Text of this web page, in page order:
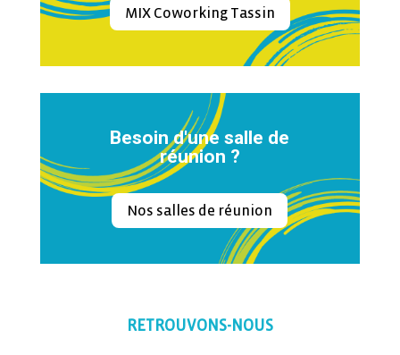
MIX Coworking Tassin
Besoin d'une salle de
réunion ?
Nos salles de réunion
RETROUVONS-NOUS